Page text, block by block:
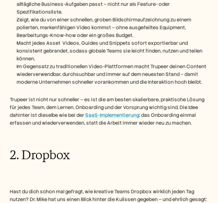
alltägliche Business-Aufgaben passt – nicht nur als Feature- oder
Spezifikationsliste.
Zeigt, wie du von einer schnellen, groben Bildschirmaufzeichnung zu einem
polierten, markenfähigen Video kommst – ohne ausgefeiltes Equipment,
Bearbeitungs-Know-how oder ein großes Budget.
Macht jedes Asset  Videos, Guides und Snippets sofort exportierbar und
konsistent gebrandet, sodass globale Teams sie leicht finden, nutzen und teilen
können.
Im Gegensatz zu traditionellen Video-Plattformen macht Trupeer deinen Content
wiederverwendbar, durchsuchbar und immer auf dem neuesten Stand – damit
moderne Unternehmen schneller vorankommen und die Interaktion hoch bleibt.
Trupeer ist nicht nur schneller – es ist die am besten skalierbare, praktische Lösung
für jedes Team, dem Lernen, Onboarding und der Vorsprung wichtig sind. Die Idee
dahinter ist dieselbe wie bei der SaaS-Implementierung: das Onboarding einmal
erfassen und wiederverwenden, statt die Arbeit immer wieder neu zu machen.
2. Dropbox
Hast du dich schon mal gefragt, wie kreative Teams Dropbox wirklich jeden Tag
nutzen? Dr. Mike hat uns einen Blick hinter die Kulissen gegeben – und ehrlich gesagt: